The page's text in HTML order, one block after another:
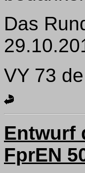
Das
VY 73
Entwurf
FprEN